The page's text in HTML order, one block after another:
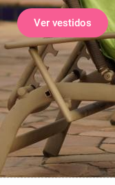
Ver vestidos